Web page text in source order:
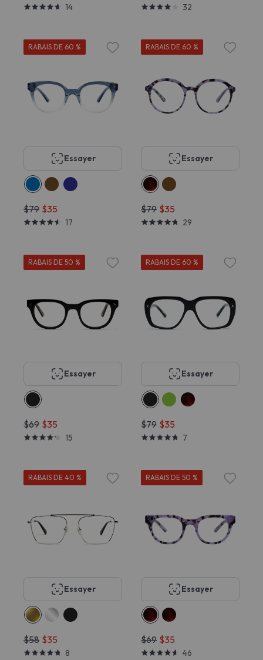
14 32
RABAIS DE 60 %
Essayer
$79 $35
17
RABAIS DE 60 %
Essayer
$79 $35
29
RABAIS DE 50 %
Essayer
$69 $35
15
RABAIS DE 60 %
Essayer
$79 $35
7
RABAIS DE 40 %
Essayer
$58 $35
8
RABAIS DE 50 %
Essayer
$69 $35
46